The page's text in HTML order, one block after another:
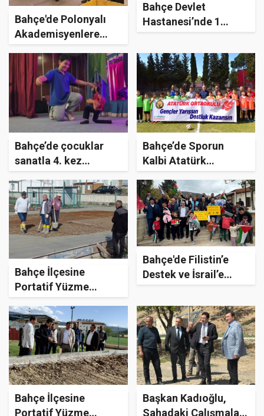
Bahçe'de Polonyalı
Akademisyenlere
Tanıtıldı
Bahçe Devlet
Hastanesi’nde 1
kutlama
Bahçe’de çocuklar
sanatla 4. kez
buluştu!
Bahçe’de Sporun
Kalbi Atatürk
Ortaokulu’nda Attı
Bahçe İlçesine
Portatif Yüzme
Bahçe'de Filistin’e
Destek ve İsrail’e
Düzenlendi
Bahçe İlçesine
Portatif Yüzme
Başkan Kadıoğlu,
Sahadaki Çalışmaları